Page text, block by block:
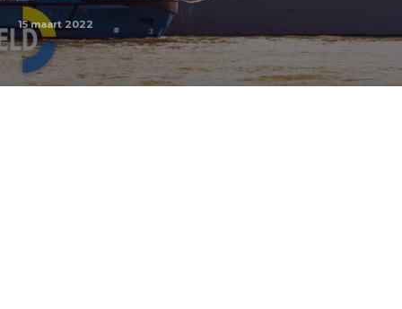
15 maart 2022